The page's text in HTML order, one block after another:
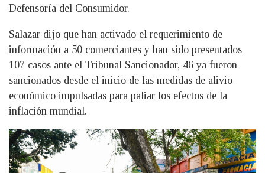
Defensoría del Consumidor.
Salazar dijo que han activado el requerimiento de
información a 50 comerciantes y han sido presentados
107 casos ante el Tribunal Sancionador, 46 ya fueron
sancionados desde el inicio de las medidas de alivio
económico impulsadas para paliar los efectos de la
inflación mundial.